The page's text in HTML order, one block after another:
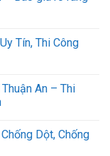
Tín, Thi Công
An – Thi
Dột, Chống